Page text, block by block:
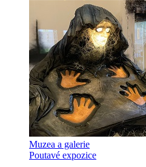
Muzea a galerie
Poutavé expozice